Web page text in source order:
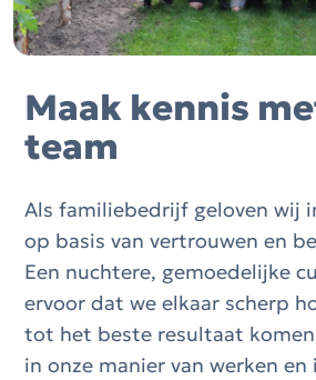
Maak kennis
team
Als familiebedrijf geloven wij
op basis van vertrouwen en
Een nuchtere, gemoedelijke
ervoor dat we elkaar scherp
tot het beste resultaat
in onze manier van werken